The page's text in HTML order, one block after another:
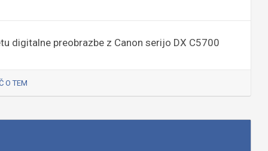
digitalne preobrazbe z Canon serijo DX C5700
O TEM